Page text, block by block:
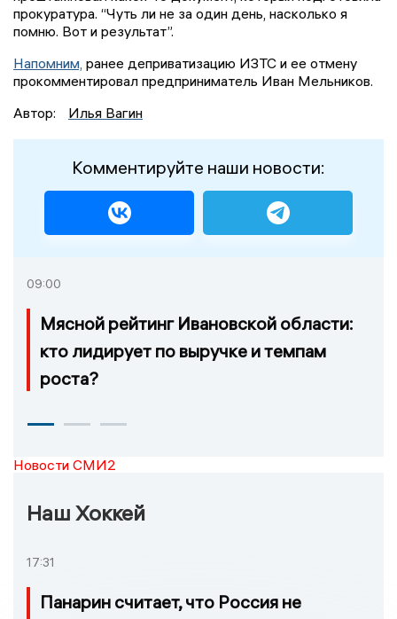
прокуратура. “Чуть ли не за один день, насколько я
помню. Вот и результат”.
Напомним, ранее деприватизацию ИЗТС и ее отмену
прокомментировал предприниматель Иван Мельников.
Автор:
Илья Вагин
Комментируйте наши новости:
09:00
Мясной рейтинг Ивановской области:
кто лидирует по выручке и темпам
роста?
Новости СМИ2
Наш Хоккей
17:31
Панарин считает, что Россия не